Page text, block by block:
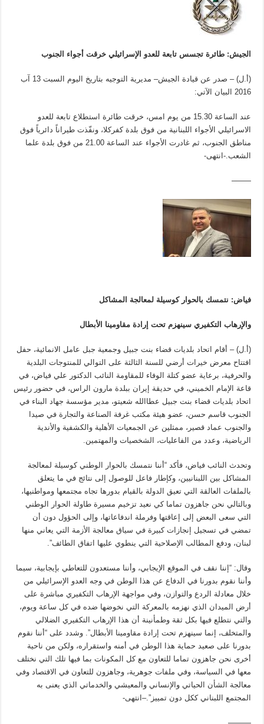
الجيش: طائرة تجسس تابعة للعدو الإسرائيلي خرقت أجواء الجنوب
(أ.ل) – صدر عن قيادة الجيش– مديرية التوجيه بتاريخ اليوم السبت 13 آب
2016 البيان الآتي:
عند الساعة 15.30 من يوم امس، خرقت طائرة استطلاع تابعة للعدو
الاسرائيلي الأجواء اللبنانية من فوق بلدة كفركلا، ونفّذت طيراناً دائرياً فوق
مناطق الجنوب، ثم غادرت الأجواء عند الساعة 21.00 من فوق بلدة علما
الشعب.-انتهى-
——–
فياض: نتمسك بالحوار كوسيلة لمعالجة المشاكل
والإرهاب التكفيري سينهزم تحت إرادة مقاومينا الأبطال
(أ.ل) – أقام اتحاد بلديات قضاء بنت جبيل وجمعية جبل عامل الانمائية، حفل
افتتاح معرض خيرات أرضي للسنة الثالثة على التوالي للمنتوجات البلدية
والحرفية، برعاية عضو كتلة الوفاء للمقاومة النائب الدكتور علي فياض، في
قاعة الإمام الخميني، في حديقة إيران ببلدة مارون الراس، في حضور رئيس
اتحاد بلديات قضاء بنت جبيل عطاالله شعيتو، مدير مؤسسة جهاد البناء في
الجنوب قاسم حسن، عضو هيئة مكتب غرفة الصناعة والتجارة في صيدا
والجنوب عماد قصير، ممثلين عن الجمعيات الأهلية والكشفية والأندية
الرياضية، وعدد من الفاعليات، الشخصيات والمهتمين.
وتحدث النائب فياض، فأكد “أننا نتمسك بالحوار الوطني كوسيلة لمعالجة
المشاكل بين اللبنانيين، وكإطار فاعل للوصول إلى نتائج في ما يتعلق
بالملفات العالقة التي تعيق الدولة بالقيام بدورها تجاه مجتمعها ومواطنيها،
وبالتالي نحن جاهزون تماما كي نعيد تزخيم مسيرة طاولة الحوار الوطني
التي سعى البعض إلى إعاقتها وفرملة اندفاعاتها، وإلى الحؤول دون أن
تمضي في تسجيل إنجازات كبيرة في سياق معالجة الأزمة التي يعاني منها
لبنان، ودفع المطالب الإصلاحية التي ينطوي عليها اتفاق الطائف”.
وقال: “إننا نقف في الموقع الإيجابي، وأننا مستعدون للتعاطي بإيجابية، سيما
وأننا نقوم بدورنا في الدفاع عن هذا الوطن في وجه العدو الإسرائيلي من
خلال معادلة الردع والتوازن، وفي مواجهة الإرهاب التكفيري مباشرة على
أرض الميدان الذي نهزمه بالمعركة التي نخوضها ضده في كل ساعة ويوم،
والتي نتطلع فيها بكل ثقة وطمأنينة أن هذا الإرهاب التكفيري الضلالي
والمتخلف، إنما سينهزم تحت إرادة مقاومينا الأبطال”. وشدد على “أننا نقوم
بدورنا على صعيد حماية هذا الوطن في أمنه واستقراره، ولكن من ناحية
أخرى نحن جاهزون تماما للتعاون مع كل المكونات بما فيها تلك التي نختلف
معها في السياسة، وفي ملفات جوهرية، وجاهزون للتعاون في الاقتصاد وفي
معالجة الشأن الحياتي والإنساني والمعيشي والخدماتي الذي يعنى به
المجتمع اللبناني ككل دون تمييز”.–انتهى-